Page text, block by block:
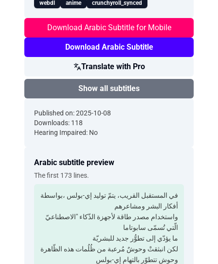
webdl anime crunchyroll_synced
Download Arabic Subtitle for Mobile
Download Arabic Subtitle
Translate with Pro
Show all subtitles
Published on: 2025-10-08
Downloads: 118
Hearing Impaired: No
Arabic subtitle preview
The first 173 lines.
في المستقبل القريب، يتمّ توليد إي-بولس ،بواسطة
أفكار البشر ومشاعرهم
واستخدام مصدر طاقة لأجهزة الذّكاء "الاصطناعيّ
الّتي تُسمّى سابوتاما
ما يؤدّي إلى تطوُّر جديد للبشريّة
لكن انبثقتْ وحوشٌ مُرعبة من ظُلُمات هذه الظّاهرة
وحوش تتطوّر بالتهامِ إي-بولس